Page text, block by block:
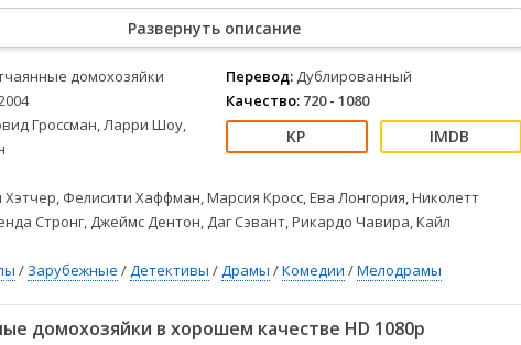
Фильмы из соцетей
пытается сохранить разваливающийся брак и найти общий язык с
и слишком рано повзрослевшей дочерью. Линнет поставила
карьере в крупной компании, чтобы посвятить всё свое время
их подружки Мэри Элис Янг оставляет всех в недоумении и
разгадку ее смерти. Мэри расстается с жизнью, но обретает
во все
Развернуть описание
домохозяйки
Гроссман, Ларри Шоу,
Перевод: Дублированный
Качество: 720 - 1080
Хэтчер, Фелисити Хаффман, Марсия Кросс, Ева Лонгория, Николетт
Стронг, Джеймс Дентон, Даг Сэвант, Рикардо Чавира, Кайл
/ Зарубежные /Детективы /Драмы /Комедии /Мелодрамы
домохозяйки в хорошем качестве HD 1080p